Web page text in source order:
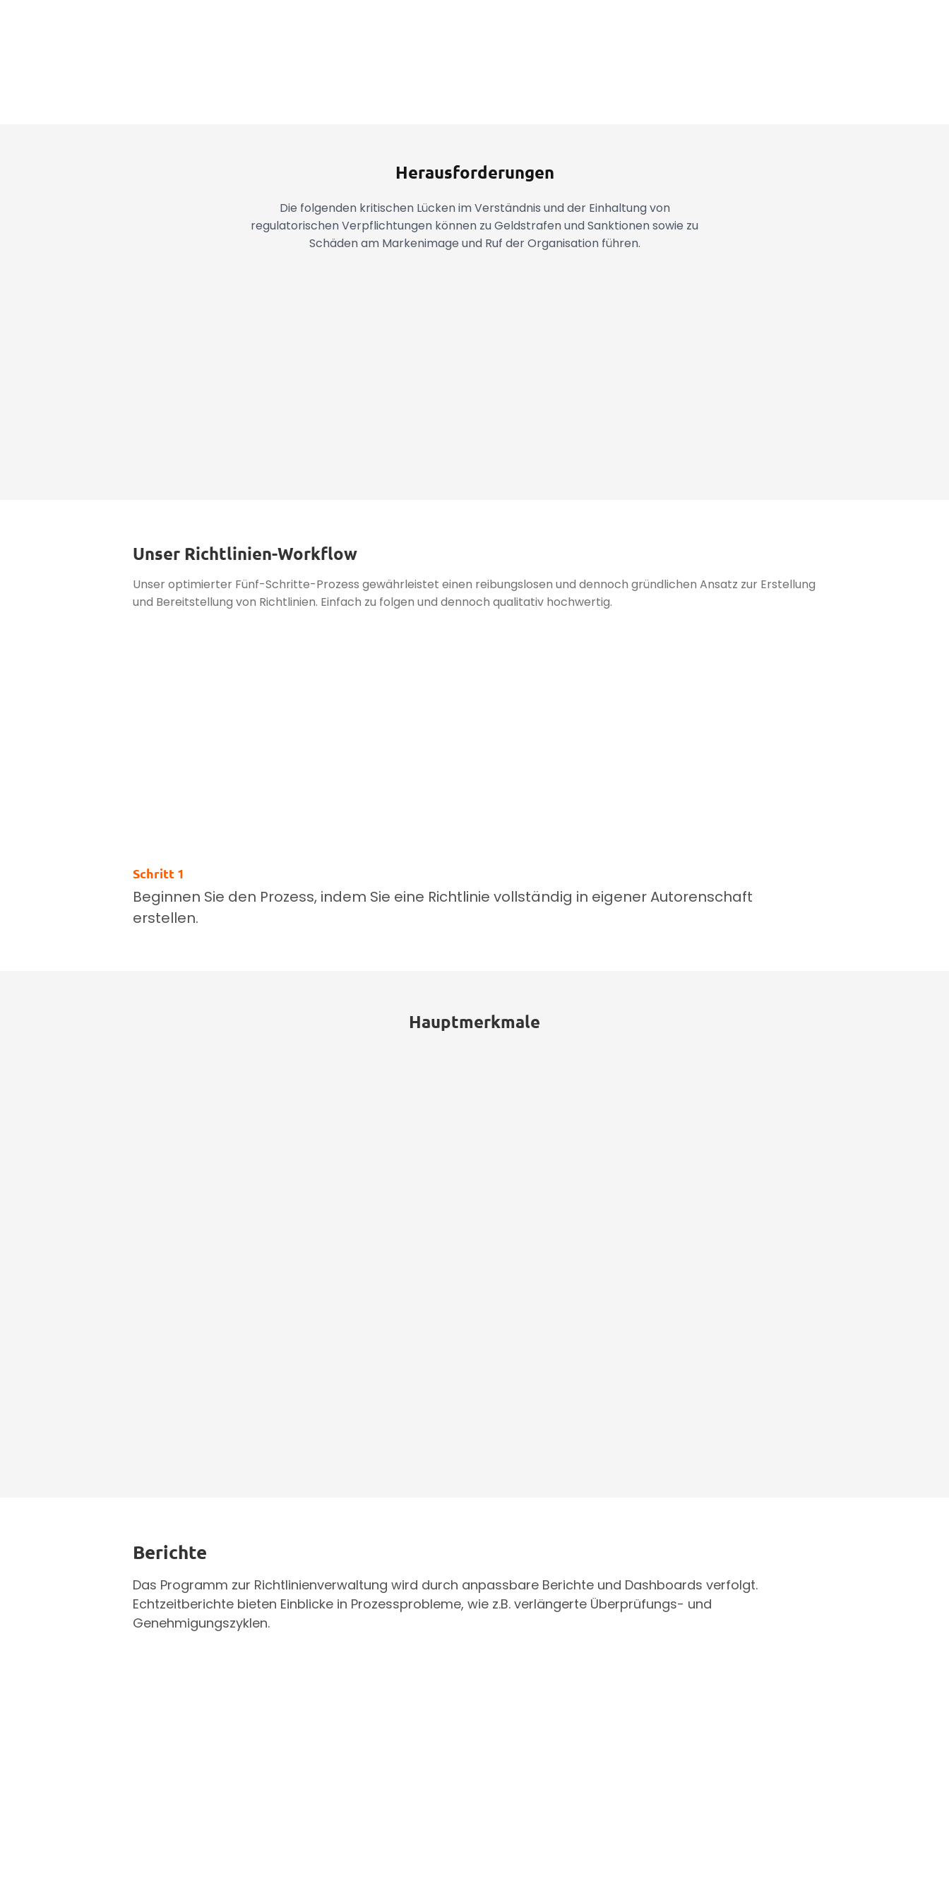
Herausforderungen
Die folgenden kritischen Lücken im Verständnis und der Einhaltung von
regulatorischen Verpflichtungen können zu Geldstrafen und Sanktionen sowie zu
Schäden am Markenimage und Ruf der Organisation führen.
Unser Richtlinien-Workflow
Unser optimierter Fünf-Schritte-Prozess gewährleistet einen reibungslosen und dennoch gründlichen Ansatz zur Erstellung
und Bereitstellung von Richtlinien. Einfach zu folgen und dennoch qualitativ hochwertig.
Schritt 1
Beginnen Sie den Prozess, indem Sie eine Richtlinie vollständig in eigener Autorenschaft
erstellen.
Hauptmerkmale
Berichte
Das Programm zur Richtlinienverwaltung wird durch anpassbare Berichte und Dashboards verfolgt.
Echtzeitberichte bieten Einblicke in Prozessprobleme, wie z.B. verlängerte Überprüfungs- und
Genehmigungszyklen.